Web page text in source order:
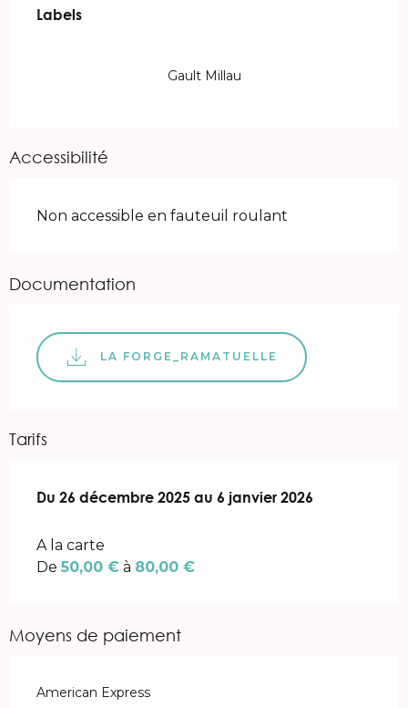
Labels
Labels
Gault Millau
Accessibilité
Non accessible en fauteuil roulant
Documentation
LA FORGE_RAMATUELLE
Tarifs
Du 26 décembre 2025 au 6 janvier 2026
Du 26 décembre 2025 au 6 janvier 2026
A la carte
De 50,00 € à 80,00 €
Moyens de paiement
American Express